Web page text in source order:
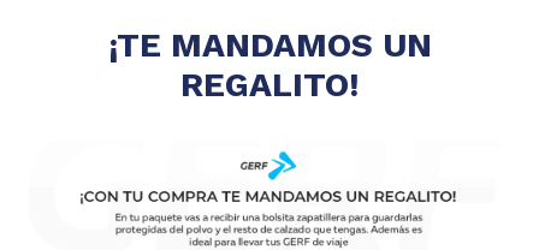
¡TE MANDAMOS UN
REGALITO!